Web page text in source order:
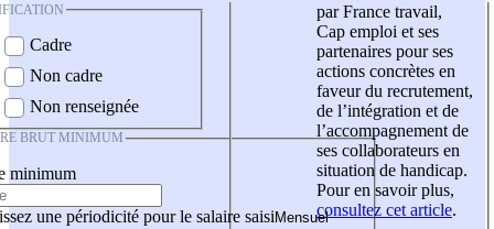
Cadre
Non cadre
Non renseignée
BRUT MINIMUM
minimum
une périodicité pour le salaire saisi
par France travail,
Cap emploi et ses
partenaires pour ses
actions concrètes en
faveur du recrutement,
de l’intégration et de
l’accompagnement de
ses collaborateurs en
situation de handicap.
Pour en savoir plus,
consultez cet article.